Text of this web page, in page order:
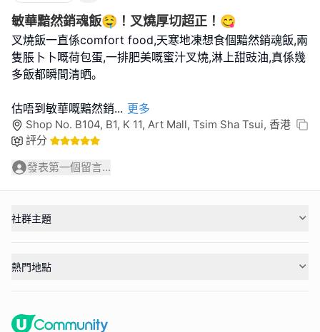
敏華黯然銷魂飯🤤！叉燒厚切超正！😋
叉燒飯一直係comfort food,天寒地凍想食個黯然銷魂飯,兩
隻脹卜卜嘅荷包蛋,一排肥美嘅蜜汁叉燒,淋上甜豉油,真係幾
多飯都瞬間清晒｡
估唔到敏華嘅黯然銷... 更多
Shop No. B104, B1, K 11, Art Mall, Tsim Sha Tsui, 香港
評分
發表第一個留言...
社群主題
熱門地點